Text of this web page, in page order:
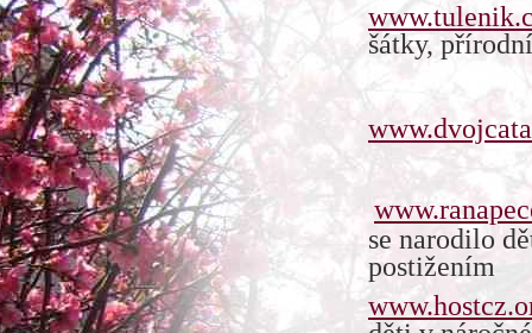
šátky,
se narodilo
postižením